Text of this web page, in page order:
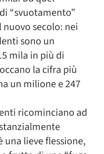
“svuotamento”
secolo: nei
sono un
mila in più di
la cifra più
un milione e 247
ricominciano ad
una lieve flessione,